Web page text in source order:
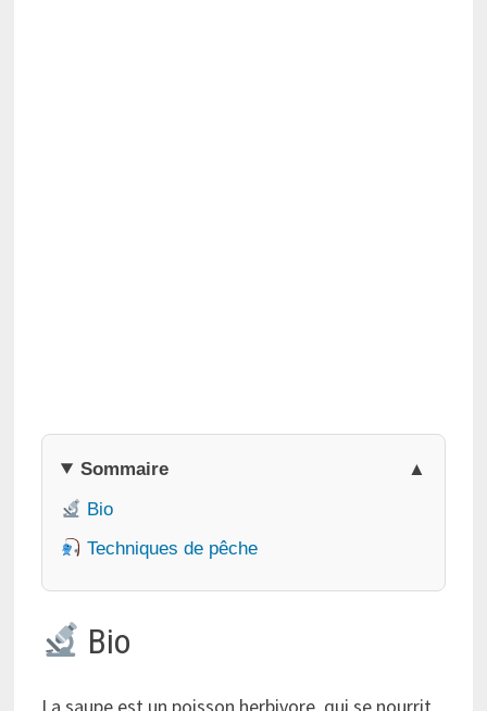
Sommaire
Bio
Techniques de pêche
Bio